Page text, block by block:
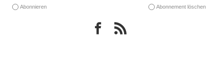
Abonnieren Abonnement löschen